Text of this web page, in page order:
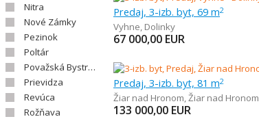
Nitra
Nové Zámky
Pezinok
Poltár
Považská Bystrica
Prievidza
Revúca
Rožňava
Predaj, 3-izb. byt, 69 m2
Vyhne, Dolinky
67 000,00 EUR
Predaj, 3-izb. byt, 81 m2
Žiar nad Hronom,Žiar nad Hronom
133 000,00 EUR